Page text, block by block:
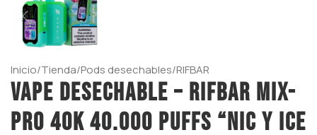
Inicio/Tienda/Pods desechables/RIFBAR
VAPE DESECHABLE – RIFBAR MIX-
PRO 40K 40.000 PUFFS “Nic y Ice